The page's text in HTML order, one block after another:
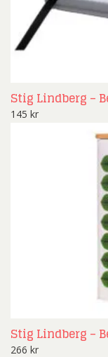
Stig Lindberg –
145 kr
Stig Lindberg –
266 kr